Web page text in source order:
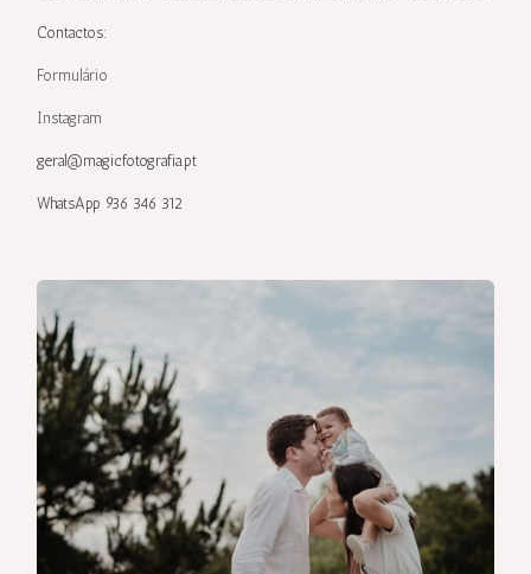
Contactos:
Formulário
Instagram
geral@magicfotografia.pt
WhatsApp 936 346 312